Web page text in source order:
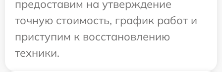
предоставим на утверждение
точную стоимость, график работ и
приступим к восстановлению
техники.